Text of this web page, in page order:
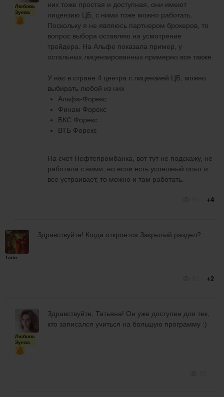
Любовь
Зуева
них тоже простая и доступная, они имеют
лицензию ЦБ, с ними тоже можно работать.
Поскольку я не являюсь партнером брокеров, то
вопрос выбора оставляю на усмотрение
трейдера. На Альфе показала пример, у
остальных лицензированных примерно все также.
У нас в стране 4 центра с лицензией ЦБ, можно
выбирать любой из них
Альфа-Форекс
Финам Форекс
БКС Форекс
ВТБ Форекс
На счет Нефтепромбанка, вот тут не подскажу, не
работала с ними, но если есть успешный опыт и
все устраивает, то можно и там работать.
+4
Таня
Здравствуйте! Когда откроется Закрытый раздел?
+2
Любовь
Зуева
Здравствуйте, Татьяна! Он уже доступен для тек,
кто записался учиться на большую программу :)